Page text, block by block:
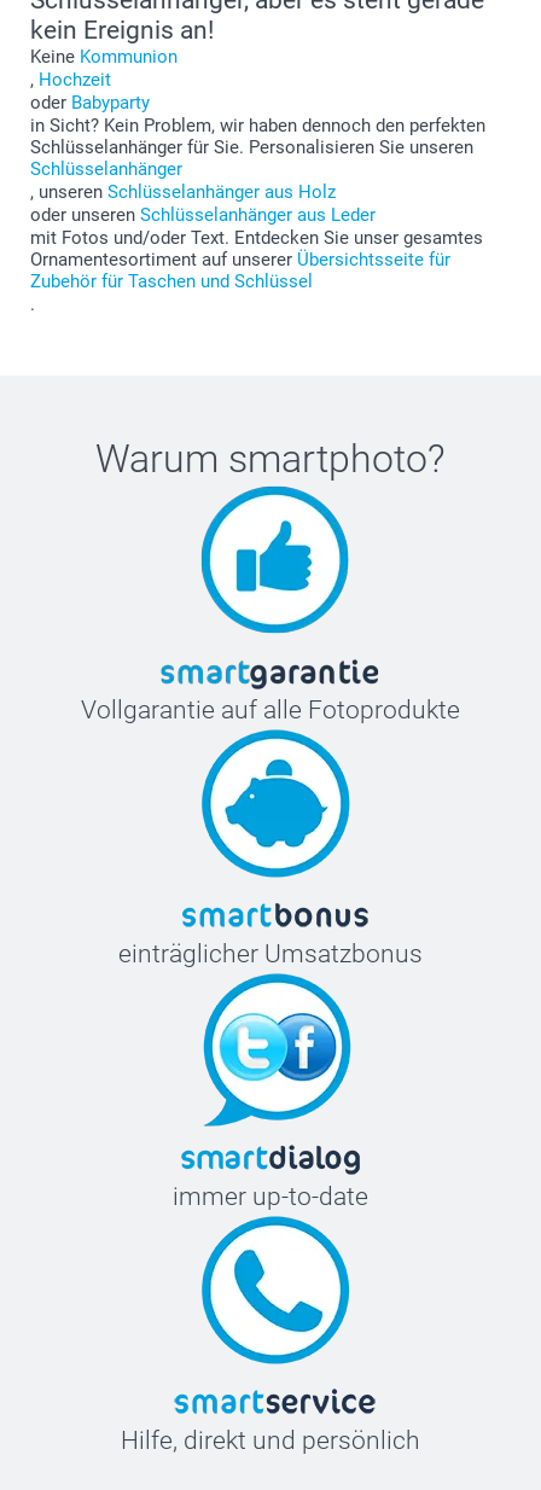
kein Ereignis an!
Keine Kommunion
, Hochzeit
oder Babyparty
in Sicht? Kein Problem, wir haben dennoch den perfekten
Schlüsselanhänger für Sie. Personalisieren Sie unseren
Schlüsselanhänger
, unseren Schlüsselanhänger aus Holz
oder unseren Schlüsselanhänger aus Leder
mit Fotos und/oder Text. Entdecken Sie unser gesamtes
Ornamentesortiment auf unserer Übersichtsseite für
Zubehör für Taschen und Schlüssel
.
Warum smartphoto?
Vollgarantie auf alle Fotoprodukte
einträglicher Umsatzbonus
immer up-to-date
Hilfe, direkt und persönlich